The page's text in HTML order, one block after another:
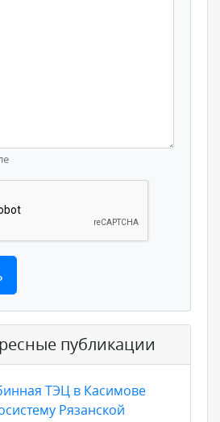
публикации
ТЭЦ в Касимове
Рязанской